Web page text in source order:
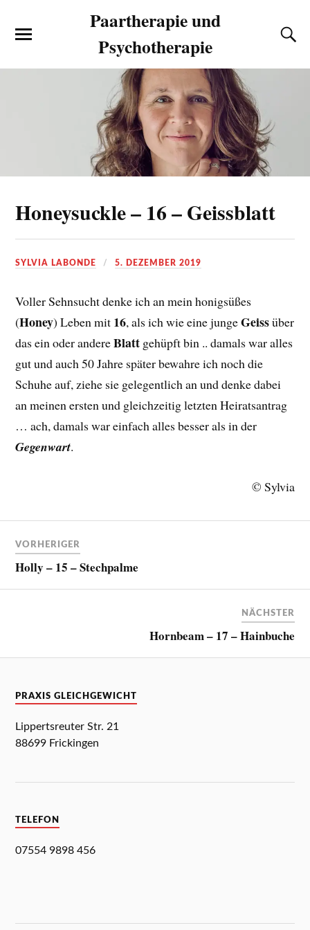
Paartherapie und
Psychotherapie
Honeysuckle – 16 – Geissblatt
SYLVIA LABONDE 5. DEZEMBER 2019
Voller Sehnsucht denke ich an mein honigsüßes
(Honey) Leben mit 16, als ich wie eine jungeGeissüber
das ein oder andereBlatt gehüpft bin .. damals war alles
gut und auch 50 Jahre später bewahre ich noch die
Schuhe auf, ziehe sie gelegentlich an und denke dabei
an meinen ersten und gleichzeitig letzten Heiratsantrag
… ach, damals war einfach alles besser als in der
Gegenwart.
© Sylvia
VORHERIGER
Holly – 15 – Stechpalme
NÄCHSTER
Hornbeam – 17 – Hainbuche
PRAXIS GLEICHGEWICHT
Lippertsreuter Str. 21
88699 Frickingen
TELEFON
07554 9898 456